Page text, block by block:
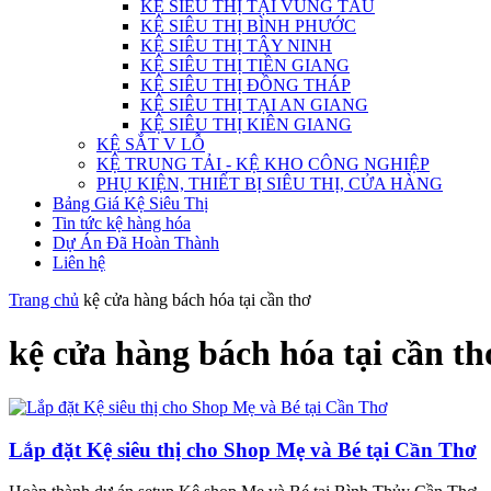
KỆ SIÊU THỊ TẠI VŨNG TÀU
KỆ SIÊU THỊ BÌNH PHƯỚC
KỆ SIÊU THỊ TÂY NINH
KỆ SIÊU THỊ TIỀN GIANG
KỆ SIÊU THỊ ĐỒNG THÁP
KỆ SIÊU THỊ TẠI AN GIANG
KỆ SIÊU THỊ KIÊN GIANG
KỆ SẮT V LỖ
KỆ TRUNG TẢI - KỆ KHO CÔNG NGHIỆP
PHỤ KIỆN, THIẾT BỊ SIÊU THỊ, CỬA HÀNG
Bảng Giá Kệ Siêu Thị
Tin tức kệ hàng hóa
Dự Án Đã Hoàn Thành
Liên hệ
Trang chủ kệ cửa hàng bách hóa tại cần thơ
kệ cửa hàng bách hóa tại cần
Lắp đặt Kệ siêu thị cho Shop Mẹ và Bé tại Cần Thơ